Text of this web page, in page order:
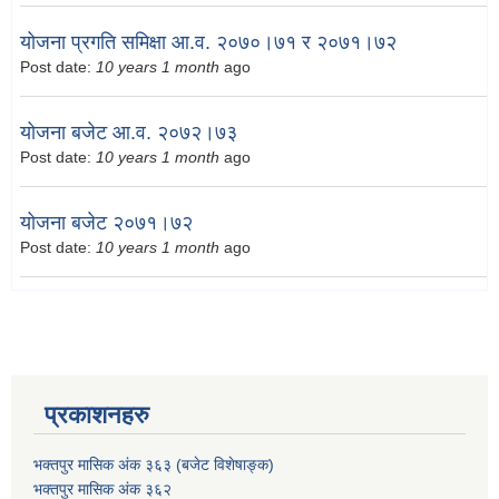
योजना प्रगति समिक्षा आ.व. २०७०।७१ र २०७१।७२
Post date: 10 years 1 month ago
योजना बजेट आ.व. २०७२।७३
Post date: 10 years 1 month ago
योजना बजेट २०७१।७२
Post date: 10 years 1 month ago
प्रकाशनहरु
भक्तपुर मासिक अंक ३६३ (बजेट विशेषाङ्क)
भक्तपुर मासिक अंक ३६२